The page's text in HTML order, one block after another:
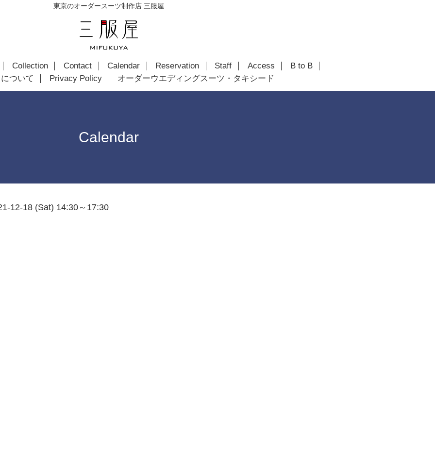
東京のオーダースーツ制作店 三服屋
Collection Contact Calendar Reservation Staff Access
B to B
ついて
Privacy Policy オーダーウエディングスーツ・タキシード
Calendar
12-18 (Sat) 14:30～17:30